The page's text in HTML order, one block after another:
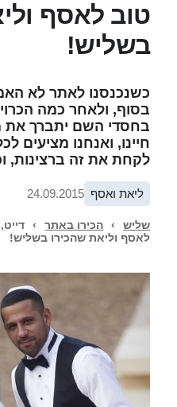
טוב לאסף
בשליש!
כשנכנסנו לאתר לא
בסוף, ולאחר כמה
בחסדי השם יתברך
חיינו, ואנחנו מציעים
לקחת את זה ברצינות,
ליאת ואסף 24.09.2015
שליש › הכירו באתר ›
לאסף וליאת שהכירו בשליש!